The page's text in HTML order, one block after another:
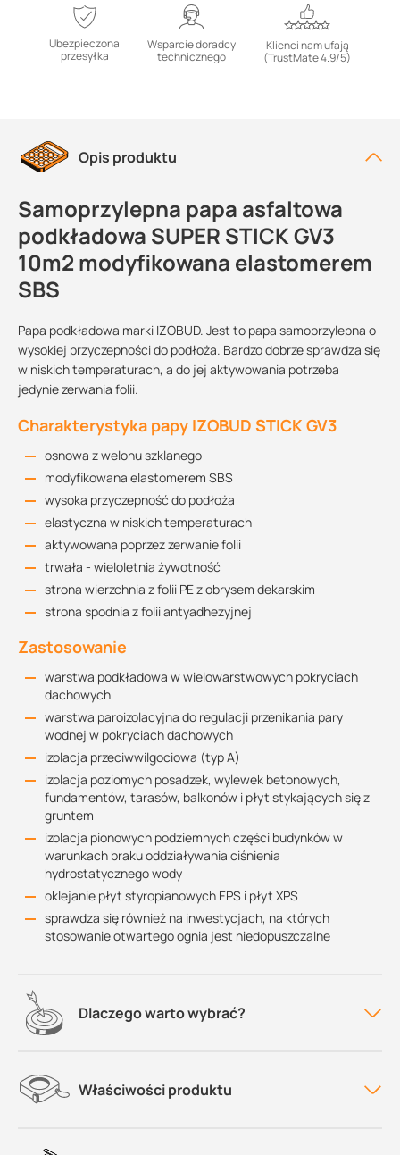
DODAJ DO KOSZYKA
Wysyłka do 16 dni roboczych
Papa podkładowa samoprzylepna TEC KSA Duo
35 7,5m² Bauder
307,12 zł
Ubezpieczona
przesyłka
Wsparcie doradcy
technicznego
Klienci nam ufają
(TrustMate 4.9/5)
Opis produktu
Samoprzylepna papa asfaltowa
podkładowa SUPER STICK GV3
10m2 modyfikowana elastomerem
SBS
Papa podkładowa marki IZOBUD. Jest to papa samoprzylepna o
wysokiej przyczepności do podłoża. Bardzo dobrze sprawdza się
w niskich temperaturach, a do jej aktywowania potrzeba
jedynie zerwania folii.
Charakterystyka papy IZOBUD STICK GV3
osnowa z welonu szklanego
modyfikowana elastomerem SBS
wysoka przyczepność do podłoża
elastyczna w niskich temperaturach
aktywowana poprzez zerwanie folii
trwała - wieloletnia żywotność
strona wierzchnia z folii PE z obrysem dekarskim
strona spodnia z folii antyadhezyjnej
Zastosowanie
warstwa podkładowa w wielowarstwowych pokryciach
dachowych
warstwa paroizolacyjna do regulacji przenikania pary
wodnej w pokryciach dachowych
izolacja przeciwwilgociowa (typ A)
izolacja poziomych posadzek, wylewek betonowych,
fundamentów, tarasów, balkonów i płyt stykających się z
gruntem
izolacja pionowych podziemnych części budynków w
warunkach braku oddziaływania ciśnienia
hydrostatycznego wody
oklejanie płyt styropianowych EPS i płyt XPS
sprawdza się również na inwestycjach, na których
stosowanie otwartego ognia jest niedopuszczalne
Dlaczego warto wybrać?
Właściwości produktu